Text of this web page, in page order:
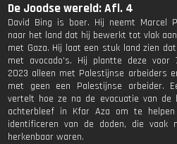
De Joodse wereld: Afl. 4
David Bing is boer. Hij neemt Marcel
naar het land dat hij bewerkt tot vlak
met Gaza. Hij laat een stuk land zien
met avocado's. Hij plantte deze voor
2023 alleen met Palestijnse arbeiders
met geen een Palestijnse arbeider.
vertelt hoe ze na de evacuatie van de
achterbleef in Kfar Aza om te
identificeren van de doden, die vaak
herkenbaar waren.